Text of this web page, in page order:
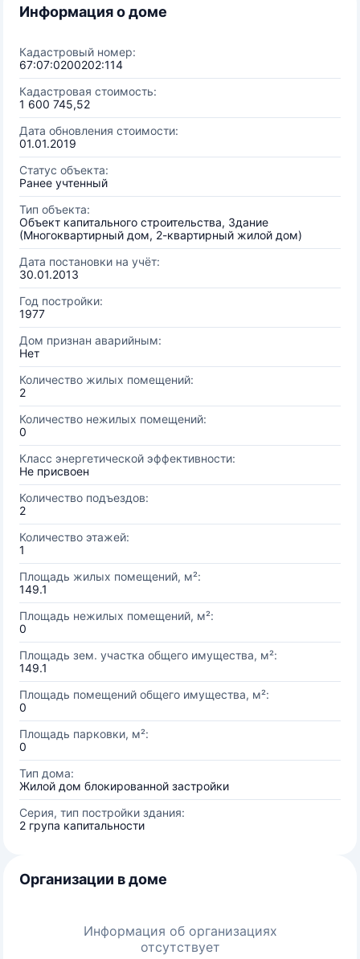
Информация о доме
Кадастровый номер:
67:07:0200202:114
Кадастровая стоимость:
1 600 745,52
Дата обновления стоимости:
01.01.2019
Статус объекта:
Ранее учтенный
Тип объекта:
Объект капитального строительства, Здание
(Многоквартирный дом, 2-квартирный жилой дом)
Дата постановки на учёт:
30.01.2013
Год постройки:
1977
Дом признан аварийным:
Нет
Количество жилых помещений:
2
Количество нежилых помещений:
0
Класс энергетической эффективности:
Не присвоен
Количество подъездов:
2
Количество этажей:
1
Площадь жилых помещений, м²:
149.1
Площадь нежилых помещений, м²:
0
Площадь зем. участка общего имущества, м²:
149.1
Площадь помещений общего имущества, м²:
0
Площадь парковки, м²:
0
Тип дома:
Жилой дом блокированной застройки
Серия, тип постройки здания:
2 група капитальности
Организации в доме
Информация об организациях
отсутствует